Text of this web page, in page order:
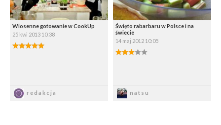
Wiosenne gotowanie w CookUp
25 kwi 2013 10:38
5.00/5
redakcja
Święto rabarbaru w Polsce i na
świecie
14 maj 2012 10:05
3.00/5
natsu